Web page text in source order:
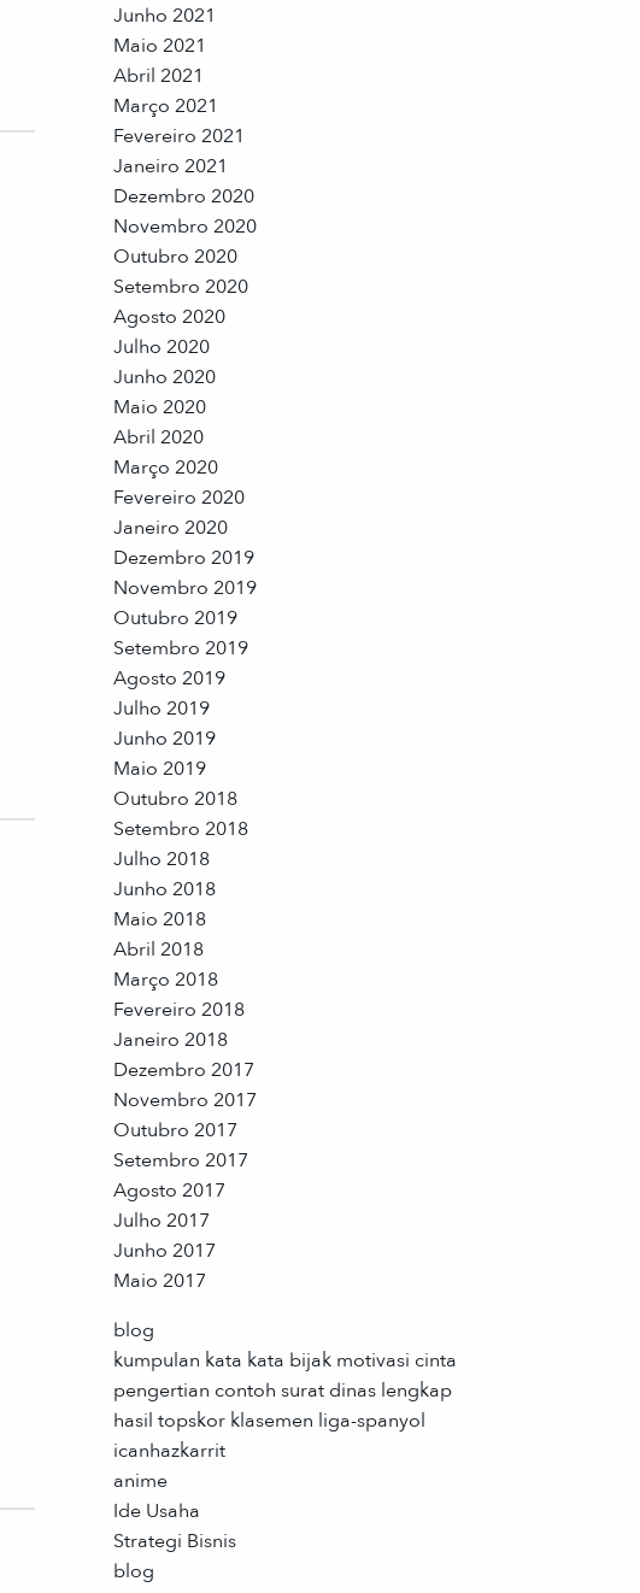
Junho 2021
Maio 2021
Abril 2021
Março 2021
Fevereiro 2021
Janeiro 2021
Dezembro 2020
Novembro 2020
Outubro 2020
Setembro 2020
Agosto 2020
Julho 2020
Junho 2020
Maio 2020
Abril 2020
Março 2020
Fevereiro 2020
Janeiro 2020
Dezembro 2019
Novembro 2019
Outubro 2019
Setembro 2019
Agosto 2019
Julho 2019
Junho 2019
Maio 2019
Outubro 2018
Setembro 2018
Julho 2018
Junho 2018
Maio 2018
Abril 2018
Março 2018
Fevereiro 2018
Janeiro 2018
Dezembro 2017
Novembro 2017
Outubro 2017
Setembro 2017
Agosto 2017
Julho 2017
Junho 2017
Maio 2017
blog
kumpulan kata kata bijak motivasi cinta
pengertian contoh surat dinas lengkap
hasil topskor klasemen liga-spanyol
icanhazkarrit
anime
Ide Usaha
Strategi Bisnis
blog